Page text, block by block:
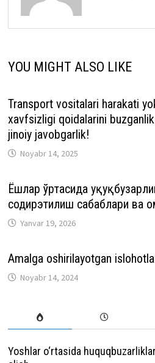
YOU MIGHT ALSO LIKE
Transport vositalari harakati
xavfsizligi qoidalarini buzganlik
jinoiy javobgarlik!
Noyabr 14, 2025
Ёшлар ўртасида
содирэтилиш сабаблари ва
Yanvar 19, 2026
Amalga oshirilayotgan
Noyabr 14, 2024
Yoshlar o‘rtasida